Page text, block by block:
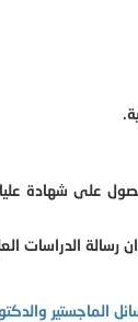
على شهادة
الدراسات
الماجستير